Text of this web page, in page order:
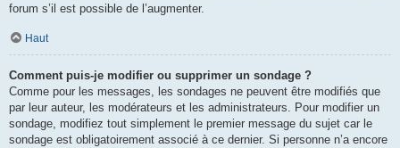
forum s’il est possible de l’augmenter.
Haut
Comment puis-je modifier ou supprimer un sondage ?
Comme pour les messages, les sondages ne peuvent être modifiés que
par leur auteur, les modérateurs et les administrateurs. Pour modifier un
sondage, modifiez tout simplement le premier message du sujet car le
sondage est obligatoirement associé à ce dernier. Si personne n’a encore